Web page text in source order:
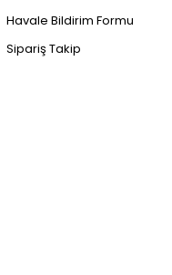
Havale Bildirim Formu
Sipariş Takip